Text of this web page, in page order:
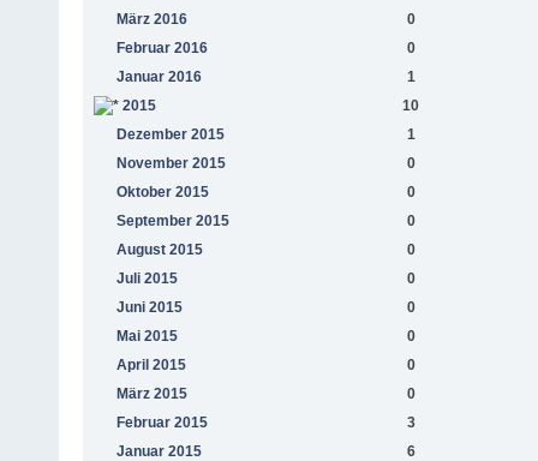
März 2016
0
Februar 2016
0
Januar 2016
1
2015
10
Dezember 2015
1
November 2015
0
Oktober 2015
0
September 2015
0
August 2015
0
Juli 2015
0
Juni 2015
0
Mai 2015
0
April 2015
0
März 2015
0
Februar 2015
3
Januar 2015
6